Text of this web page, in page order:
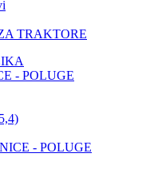
TRAKTORE
- POLUGE
- POLUGE